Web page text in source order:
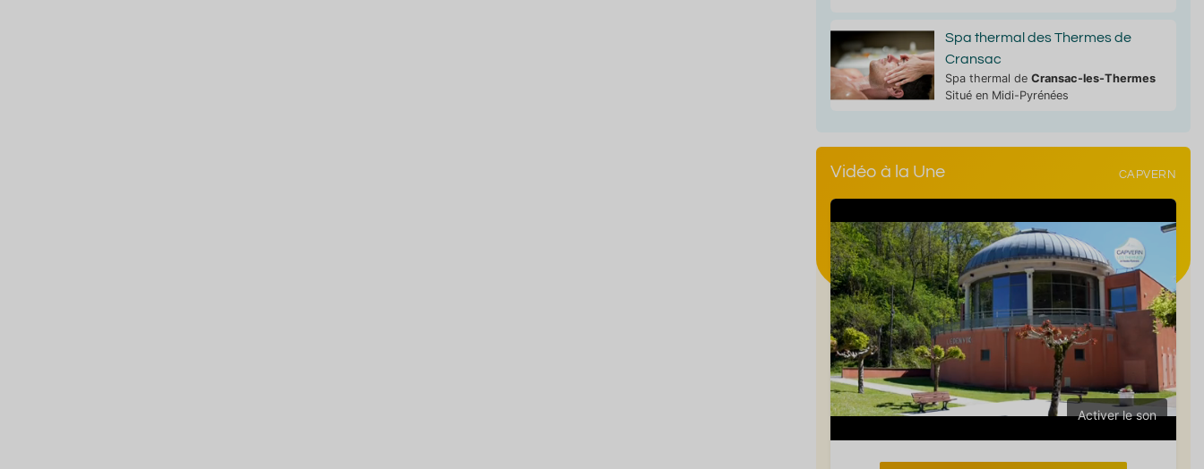
Spa thermal des Thermes de
Cransac
Spa thermal de Cransac-les-Thermes
Situé en Midi-Pyrénées
Vidéo à la Une CAPVERN
Activer le son